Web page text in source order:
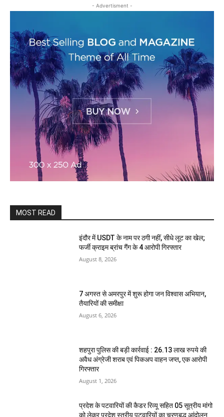
- Advertisment -
MOST READ
इंदौर में USDT के नाम पर ठगी नहीं, सीधे लूट का खेल;
फर्जी क्राइम ब्रांच गैंग के 4 आरोपी गिरफ्तार
August 8, 2026
7 अगस्त से अमरपुर में शुरू होगा जन विश्वास अभियान,
तैयारियों की समीक्षा
August 6, 2026
शहपुरा पुलिस की बड़ी कार्रवाई : 26.13 लाख रुपये की
अवैध अंग्रेजी शराब एवं पिकअप वाहन जप्त, एक आरोपी
गिरफ्तार
August 1, 2026
प्रदेश के पटवारियों की कैडर रिव्यू सहित 05 सूत्रीय मांगो
को लेकर प्रदेश स्तरीय पटवारियों का चरणबद्ध आंदोलन